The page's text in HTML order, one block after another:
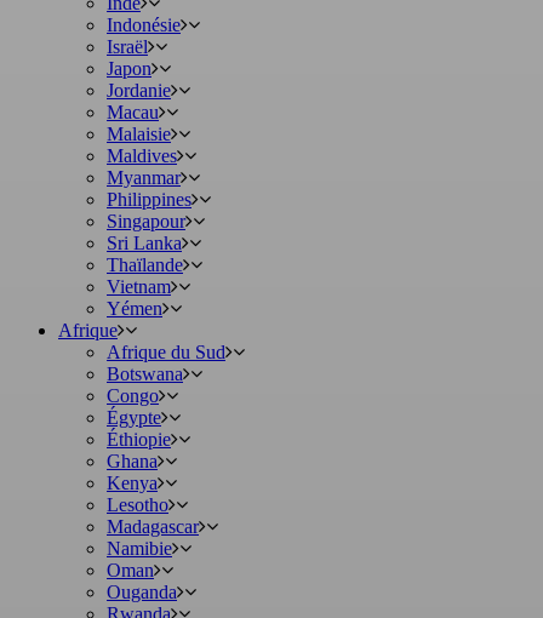
Indonésie
Israël
Japon
Jordanie
Macau
Malaisie
Maldives
Myanmar
Philippines
Singapour
Sri Lanka
Thaïlande
Vietnam
Yémen
Afrique
Afrique du Sud
Botswana
Congo
Égypte
Éthiopie
Ghana
Kenya
Lesotho
Madagascar
Namibie
Oman
Ouganda
Rwanda